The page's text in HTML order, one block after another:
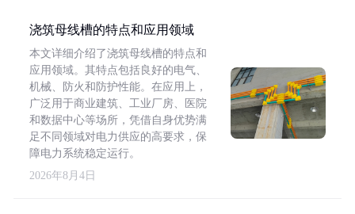
浇筑母线槽的特点和应用领域
本文详细介绍了浇筑母线槽的特点和
应用领域。其特点包括良好的电气、
机械、防火和防护性能。在应用上，
广泛用于商业建筑、工业厂房、医院
和数据中心等场所，凭借自身优势满
足不同领域对电力供应的高要求，保
障电力系统稳定运行。
2026年8月4日